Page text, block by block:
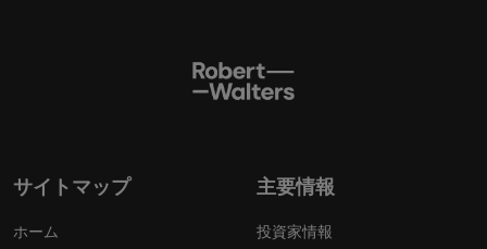
サイトマップ
ホーム
主要情報
投資家情報